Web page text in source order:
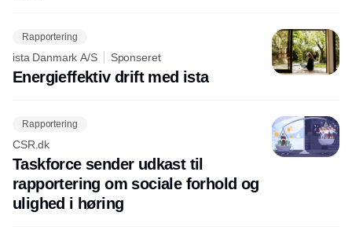
Rapportering
ista Danmark A/S Sponseret
Energieffektiv drift med ista
Rapportering
CSR.dk
Taskforce sender udkast til
rapportering om sociale forhold og
ulighed i høring